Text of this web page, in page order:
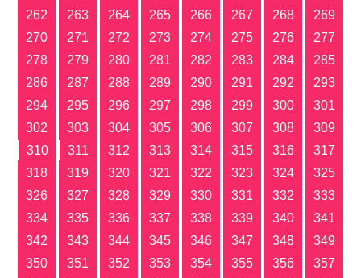
262
263 264 265 266 267 268
269
270
271 272 273 274 275 276
277
278
279 280 281 282 283 284
285
286
287 288 289 290 291 292
293
294
295 296 297 298 299 300
301
302
303 304 305 306 307 308
309
310
311 312 313 314 315 316
317
318
319 320 321 322 323 324
325
326
327 328 329 330 331 332
333
334
335 336 337 338 339 340
341
342
343 344 345 346 347 348
349
350
351 352 353 354 355 356
357